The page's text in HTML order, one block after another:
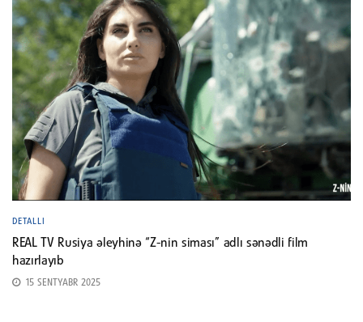
DETALLI
REAL TV Rusiya əleyhinə “Z-nin siması” adlı sənədli film
hazırlayıb
15 SENTYABR 2025